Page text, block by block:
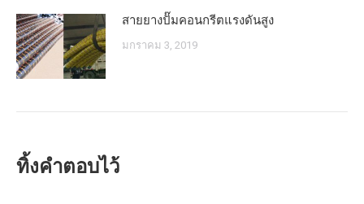
สายยางปั๊มคอนกรีตแรงดันสูง
มกราคม 3, 2019
ทิ้งคำตอบไว้